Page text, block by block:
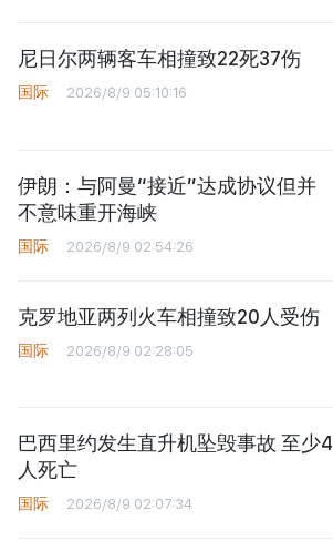
尼日尔两辆客车相撞致22死37伤
国际 2026/8/9 05:10:16
伊朗：与阿曼“接近”达成协议但并
不意味重开海峡
国际 2026/8/9 02:54:26
克罗地亚两列火车相撞致20人受伤
国际 2026/8/9 02:28:05
巴西里约发生直升机坠毁事故 至少4
人死亡
国际 2026/8/9 02:07:34